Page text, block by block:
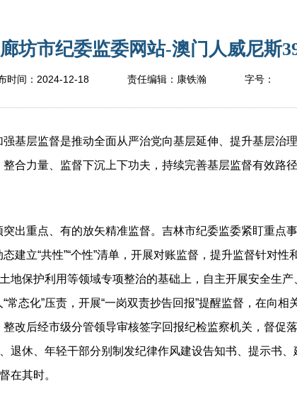
坊市纪委监委网站-澳门人威尼斯
时间： 2024-12-18 责任编辑： 康铁瀚 字号：
层监督是推动全面从严治党向基层延伸、提升基层治
合力量、监督下沉上下功夫，持续完善基层监督有效路
重点、有的放矢精准监督。吉林市纪委监委紧盯重点事
建立“共性”“个性”清单，开展对账监督，提升监督针对性
地保护利用等领域专项整治的基础上，自主开展安全生
态化”压责，开展“一岗双责抄告回报”提醒监督，在向相
改后经市级分管领导审核签字回报纪检监察机关，督促
退休、年轻干部分别制发纪律作风建设告知书、提示书
在其时。